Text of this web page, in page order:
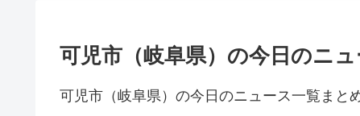
可児市（岐阜県）の今日のニ
可児市（岐阜県）の今日のニュース一覧まと